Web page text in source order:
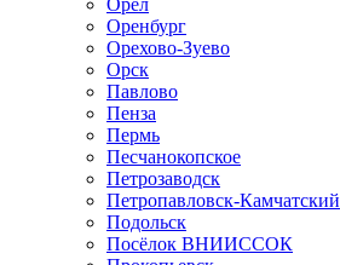
Орёл
Оренбург
Орехово-Зуево
Орск
Павлово
Пенза
Пермь
Песчанокопское
Петрозаводск
Петропавловск-Камчатский
Подольск
Посёлок ВНИИССОК